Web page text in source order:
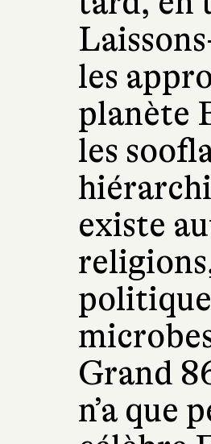
les
planète
les
existe
Grand
n’a que